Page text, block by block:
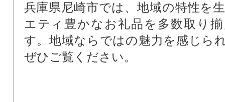
尼崎の歴史文化を次世代に受け継
化財保存活用基金）
阪神タイガースファーム施設周辺
田南公園周辺地域活性化基金）
兵庫県尼崎市では、地域の特性を
エティ豊かなお礼品を多数取り
す。地域ならではの魅力を感じら
ぜひご覧ください。